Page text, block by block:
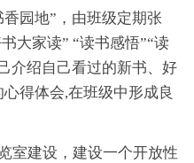
园地”，由班级定期张
大家读” “读书感悟”“读
介绍自己看过的新书、好
得体会,在班级中形成良
室建设，建设一个开放性